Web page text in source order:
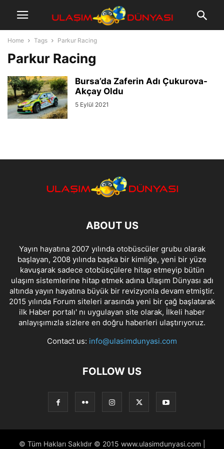
Home Tags Parkur Racing
Parkur Racing
Bursa’da Zaferin Adı Çukurova-
Akçay Oldu
5 Eylül 2021
ABOUT US
Yayın hayatına 2007 yılında otobüscüler grubu olarak
başlayan, 2008 yılında başka bir kimliğe, yeni bir yüze
kavuşarak sadece otobüsçülere hitap etmeyip bütün
ulaşım sistemlerine hitap etmek adına Ulaşım Dünyası adı
altında yayın hayatına büyük bir revizyonla devam etmiştir.
2015 yılında Forum siteleri arasında yeni bir çağ başlatarak
ilk Haber portalı' nı uygulayan site olarak, İlkeli haber
anlayışımızla sizlere en doğru haberleri ulaştırıyoruz.
Contact us: info@ulasimdunyasi.com
FOLLOW US
© Tüm Hakları Saklıdır © 2015 www.ulasimdunyasi.com |